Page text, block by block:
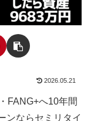
2026.05.21
FANG+へ10年間
ンならセミリタイ